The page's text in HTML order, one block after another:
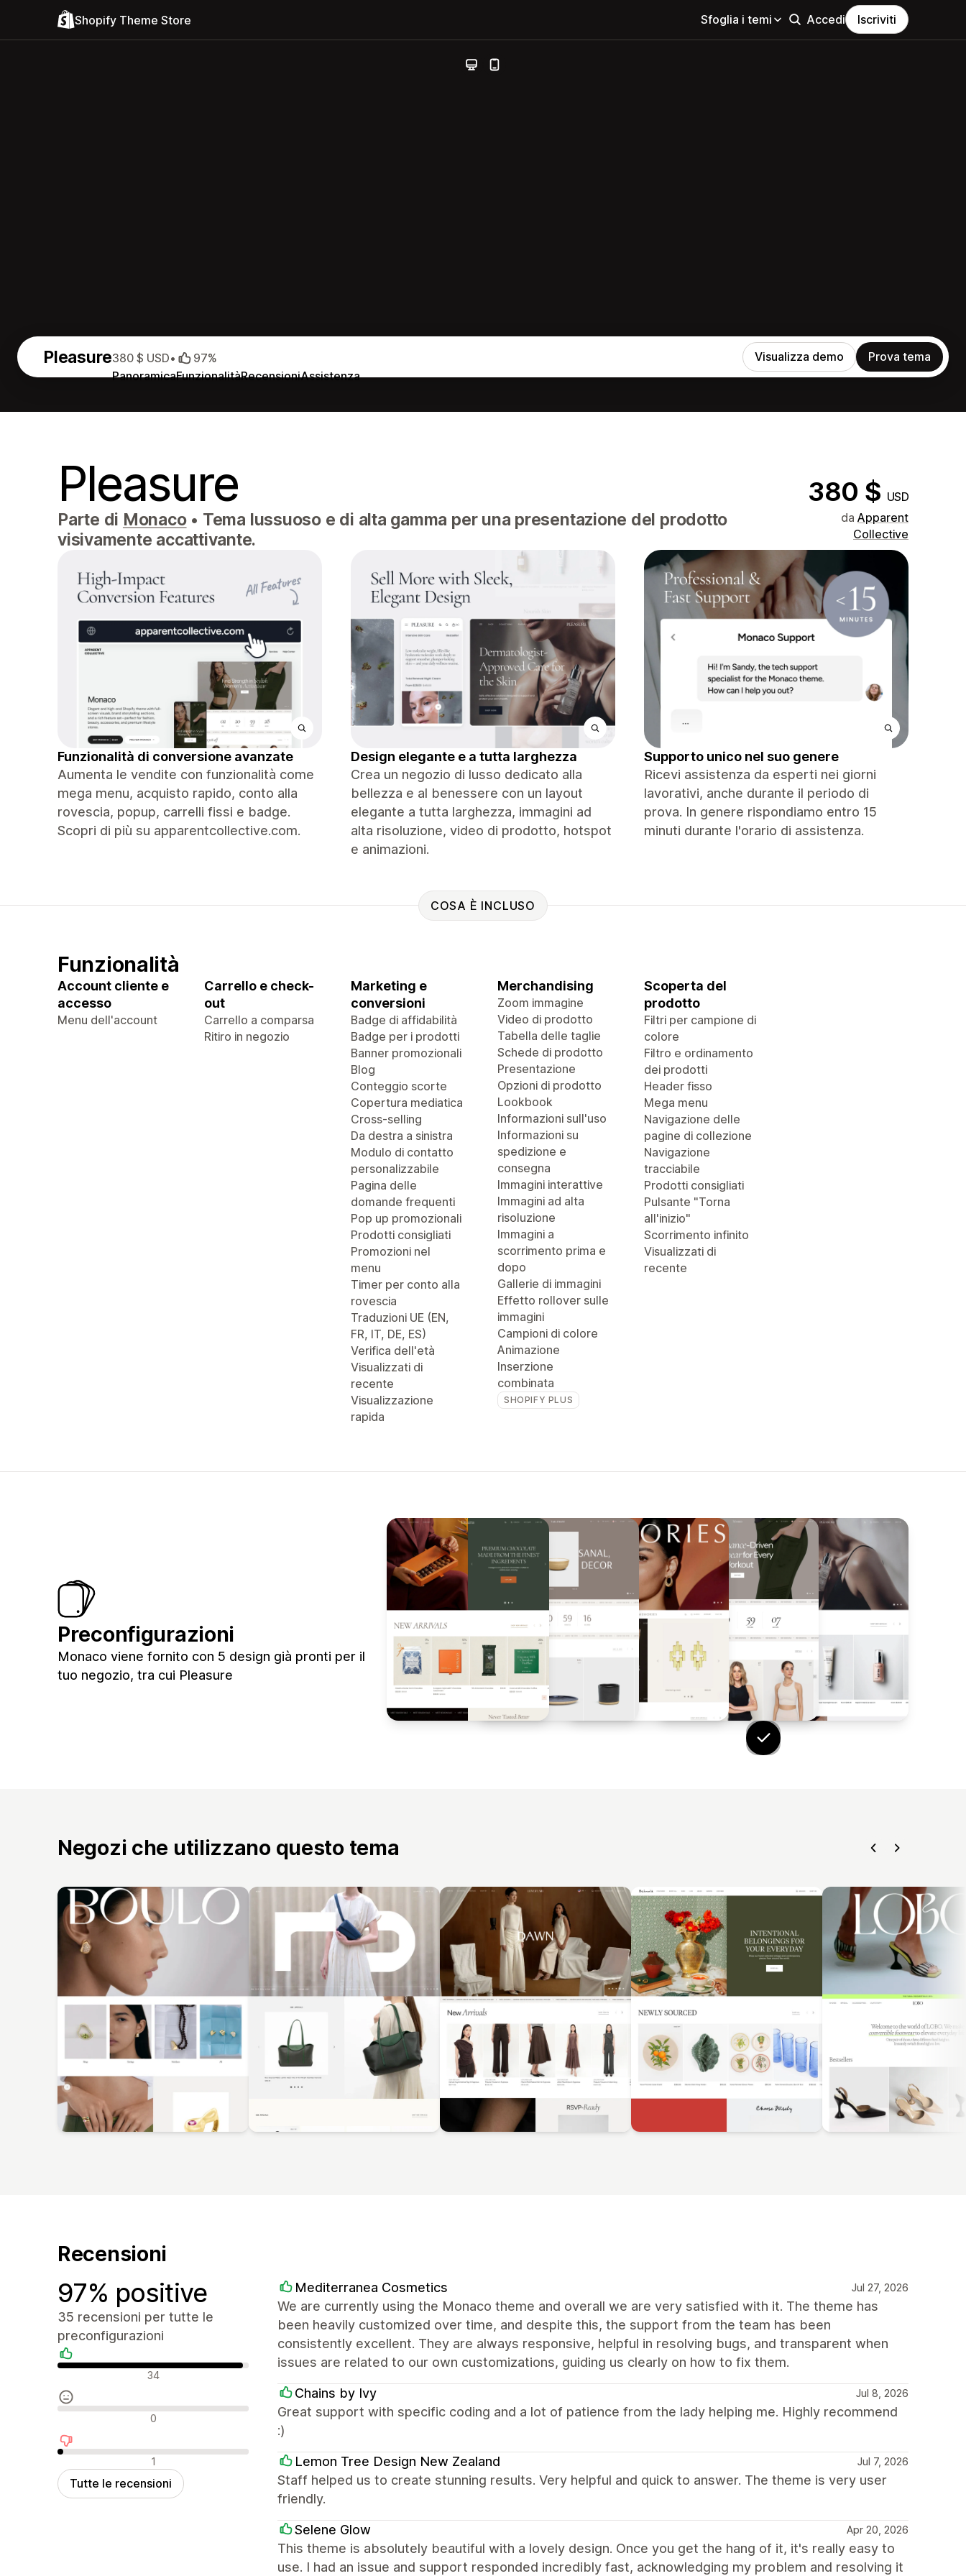
Shopify Theme Store Sfoglia i temi Accedi Iscriviti
Pleasure
PanoramicaFunzionalitàRecensioniAssistenza
380 $ USD• 97% Visualizza demo Prova tema
Pleasure 380 $ USD
Parte di Monaco • Tema lussuoso e di alta gamma per una presentazione del prodotto
visivamente accattivante.
da Apparent
Collective
Funzionalità di conversione avanzate
Aumenta le vendite con funzionalità come
mega menu, acquisto rapido, conto alla
rovescia, popup, carrelli fissi e badge.
Scopri di più su apparentcollective.com.
Design elegante e a tutta larghezza
Crea un negozio di lusso dedicato alla
bellezza e al benessere con un layout
elegante a tutta larghezza, immagini ad
alta risoluzione, video di prodotto, hotspot
e animazioni.
Supporto unico nel suo genere
Ricevi assistenza da esperti nei giorni
lavorativi, anche durante il periodo di
prova. In genere rispondiamo entro 15
minuti durante l'orario di assistenza.
COSA È INCLUSO
Funzionalità
Account cliente e
accesso
Menu dell'account
Carrello e check-
out
Carrello a comparsa
Ritiro in negozio
Marketing e
conversioni
Badge di affidabilità
Badge per i prodotti
Banner promozionali
Blog
Conteggio scorte
Copertura mediatica
Cross-selling
Da destra a sinistra
Modulo di contatto
personalizzabile
Pagina delle
domande frequenti
Pop up promozionali
Prodotti consigliati
Promozioni nel
menu
Timer per conto alla
rovescia
Traduzioni UE (EN,
FR, IT, DE, ES)
Verifica dell'età
Visualizzati di
recente
Visualizzazione
rapida
Merchandising
Zoom immagine
Video di prodotto
Tabella delle taglie
Schede di prodotto
Presentazione
Opzioni di prodotto
Lookbook
Informazioni sull'uso
Informazioni su
spedizione e
consegna
Immagini interattive
Immagini ad alta
risoluzione
Immagini a
scorrimento prima e
dopo
Gallerie di immagini
Effetto rollover sulle
immagini
Campioni di colore
Animazione
Inserzione
combinata
SHOPIFY PLUS
Scoperta del
prodotto
Filtri per campione di
colore
Filtro e ordinamento
dei prodotti
Header fisso
Mega menu
Navigazione delle
pagine di collezione
Navigazione
tracciabile
Prodotti consigliati
Pulsante "Torna
all'inizio"
Scorrimento infinito
Visualizzati di
recente
Preconfigurazioni
Monaco viene fornito con 5 design già pronti per il
tuo negozio, tra cui Pleasure
Negozi che utilizzano questo tema
Recensioni
97% positive
35 recensioni per tutte le
preconfigurazioni
Recensioni positive
34
Recensioni neutrali
0
Recensioni negative
1
Tutte le recensioni
Mediterranea Cosmetics Jul 27, 2026
We are currently using the Monaco theme and overall we are very satisfied with it. The theme has
been heavily customized over time, and despite this, the support from the team has been
consistently excellent. They are always responsive, helpful in resolving bugs, and transparent when
issues are related to our own customizations, guiding us clearly on how to fix them.
Chains by Ivy Jul 8, 2026
Great support with specific coding and a lot of patience from the lady helping me. Highly recommend
:)
Lemon Tree Design New Zealand Jul 7, 2026
Staff helped us to create stunning results. Very helpful and quick to answer. The theme is very user
friendly.
Selene Glow Apr 20, 2026
This theme is absolutely beautiful with a lovely design. Once you get the hang of it, it's really easy to
use. I had an issue and support responded incredibly fast, acknowledging my problem and resolving it